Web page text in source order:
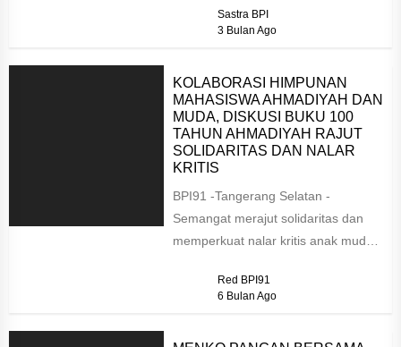
(YAMUBI) resmi kembali...
Sastra BPI
3 Bulan Ago
KOLABORASI HIMPUNAN
MAHASISWA AHMADIYAH DAN
MUDA, DISKUSI BUKU 100
TAHUN AHMADIYAH RAJUT
SOLIDARITAS DAN NALAR
KRITIS
BPI91 -Tangerang Selatan -
Semangat merajut solidaritas dan
memperkuat nalar kritis anak muda
“Muslim Ahmadiyah...
Red BPI91
6 Bulan Ago